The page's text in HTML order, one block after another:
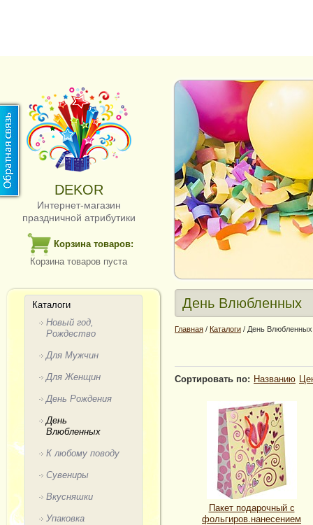
DEKOR
Интернет-магазин
праздничной атрибутики
Корзина товаров:
Корзина товаров пуста
Каталоги
Новый год,
Рождество
Для Мужчин
Для Женщин
День Рождения
День
Влюбленных
К любому поводу
Сувениры
Вкусняшки
Упаковка
День Влюбленных
Главная / Каталоги / День Влюбленных
Сортировать по: Названию
Пакет подарочный с
фольгиров.нанесением